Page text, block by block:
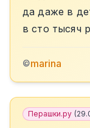
да даже в
в сто тысяч
©marina
Перашки.ру (